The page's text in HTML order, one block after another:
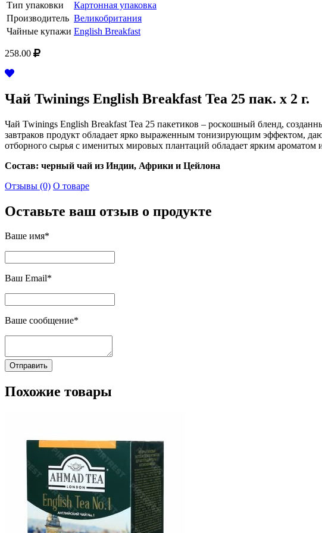
Тип упаковки
Картонная упаковка
Производитель Великобритания
Чайные купажи English Breakfast
258.00
Чай Twinings English Breakfast Tea 25 пак. x 2 г.
Чай Twinings English Breakfast Tea 25 пакетиков – роскошный бленд,
завтраков продукт обладает ярко выраженным тонизирующим эффектом,
отборного сырья с именитых мировых плантаций обладает ярким
Состав: черный чай из Индии, Африки и Цейлона
Отзывы (0) О товаре
Оставьте ваш отзыв о продукте
Ваше имя*
Ваш Email*
Ваше сообщение*
Отправить
Похожие товары